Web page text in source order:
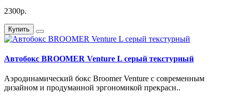
2300р.
Купить
Автобокс BROOMER Venture L серый текстурный
Аэродинамический бокс Broomer Venture с современным
дизайном и продуманной эргономикой прекрасн..